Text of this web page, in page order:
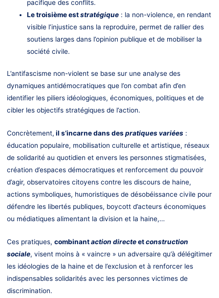
pacifique des conflits.
Le troisième eststratégique: la non-violence, en rendant
visible l’injustice sans la reproduire, permet de rallier des
soutiens larges dans l’opinion publique et de mobiliser la
société civile.
L’antifascisme non-violent se base sur une analyse des
dynamiques antidémocratiques que l’on combat afin d’en
identifier les piliers idéologiques, économiques, politiques et de
cibler les objectifs stratégiques de l’action.
Concrètement, il s’incarne dans despratiques variées:
éducation populaire, mobilisation culturelle et artistique, réseaux
de solidarité au quotidien et envers les personnes stigmatisées,
création d’espaces démocratiques et renforcement du pouvoir
d’agir, observatoires citoyens contre les discours de haine,
actions symboliques, humoristiques de désobéissance civile pour
défendre les libertés publiques, boycott d’acteurs économiques
ou médiatiques alimentant la division et la haine,…
Ces pratiques, combinantaction directeetconstruction
sociale, visent moins à « vaincre » un adversaire qu’à délégitimer
les idéologies de la haine et de l’exclusion et à renforcer les
indispensables solidarités avec les personnes victimes de
discrimination.